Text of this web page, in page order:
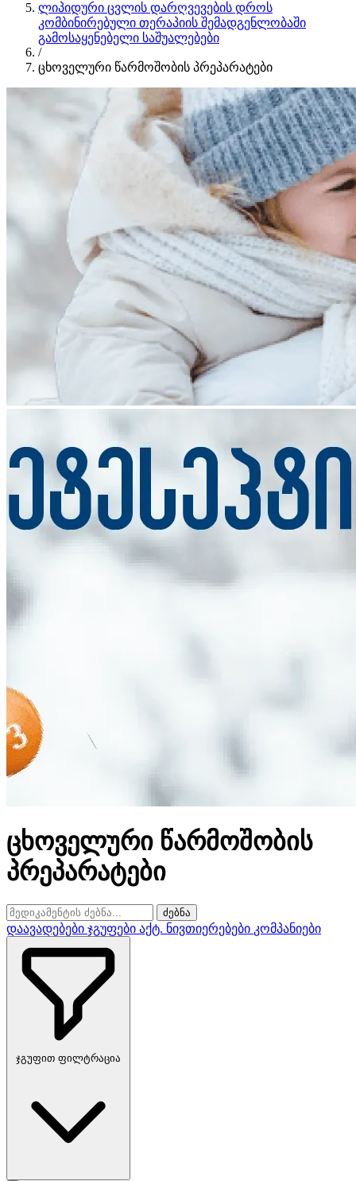
ლიპიდური ცვლის დარღვევების დროს
კომბინირებული თერაპიის შემადგენლობაში
გამოსაყენებელი საშუალებები
/
ცხოველური წარმოშობის პრეპარატები
ცხოველური წარმოშობის
პრეპარატები
ძებნა
დაავადებები ჯგუფები აქტ. ნივთიერებები კომპანიები
ჯგუფით ფილტრაცია